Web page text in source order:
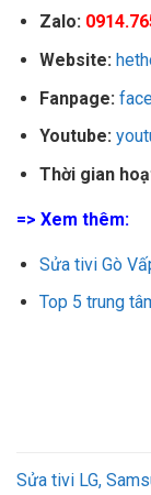
Zalo:
Website:
Fanpage:
Youtube:
Thời gian
=> Xem thêm:
Sửa tivi Gò
Top 5 trung
Sửa tivi LG,